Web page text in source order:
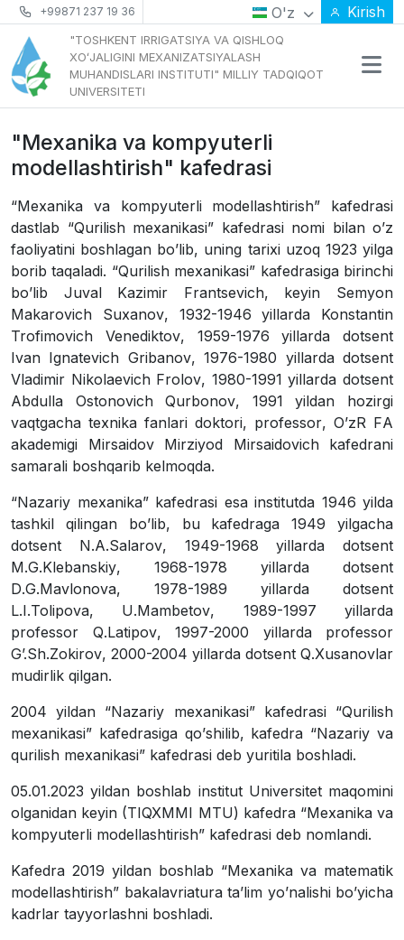
+99871 237 19 36 O'z Kirish
"TOSHKENT IRRIGATSIYA VA QISHLOQ
XOʻJALIGINI MEXANIZATSIYALASH
MUHANDISLARI INSTITUTI" MILLIY TADQIQOT
UNIVERSITETI
"Mexanika va kompyuterli
modellashtirish" kafedrasi
“Mexanika va kompyuterli modellashtirish” kafedrasi
dastlab “Qurilish mexanikasi” kafedrasi nomi bilan oʼz
faoliyatini boshlagan boʼlib, uning tarixi uzoq1923yilga
borib taqaladi. “Qurilish mexanikasi” kafedrasiga birinchi
boʼlib Juval Kazimir Frantsevich, keyin
Semyon
Makarovich
Suxanov, 1932-1946yillarda
Konstantin
Trofimovich
Venediktov, 1959-1976yillarda
dotsent
Ivan Ignatevich Gribanov, 1976-1980 yillarda dotsent
Vladimir Nikolaevich Frolov, 1980-1991yillarda dotsent
Аbdulla Ostonovich Qurbonov, 1991yildan
hozirgi
vaqtgacha texnika fanlari doktori, professor, OʼzR FА
akademigi
Mirsaidov Mirziyod Mirsaidovich
kafedrani
samarali boshqarib kelmoqda.
“Nazariy mexanika” kafedrasi esa institutda 1946 yilda
tashkil
qilingan boʼlib, bu kafedraga 1949yilgacha
dotsent
N.А.Salarov, 1949-1968yillarda
dotsent
M.G.Klebanskiy, 1968-1978 yillarda
dotsent
D.G.Mavlonova, 1978-1989 yillarda
dotsent
L.I.Tolipova, U.Mambetov, 1989-1997yillarda
professor
Q.Latipov, 1997-2000 yillarda
professor
Gʼ.Sh.Zokirov, 2000-2004 yillarda dotsent Q.Xusanovlar
mudirlik qilgan.
2004yildan “Nazariy mexanikasi” kafedrasi“Qurilish
mexanikasi” kafedrasiga qoʼshilib, kafedra “Nazariy va
qurilish mexanikasi” kafedrasi deb yuritila boshladi.
05.01.2023 yildan boshlab institut Universitet maqomini
olganidan keyin (TIQXMMI MTU) kafedra “Mexanika va
kompyuterli modellashtirish” kafedrasi deb nomlandi.
Kafedra 2019 yildan boshlab “Mexanika va matematik
modellashtirish” bakalavriatura taʼlim yoʼnalishi boʼyicha
kadrlar tayyorlashni boshladi.